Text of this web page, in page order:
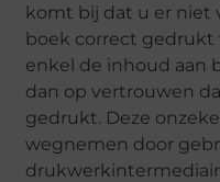
komt bij dat u er niet
boek correct gedrukt
enkel de inhoud aan
dan op vertrouwen
gedrukt. Deze
wegnemen door